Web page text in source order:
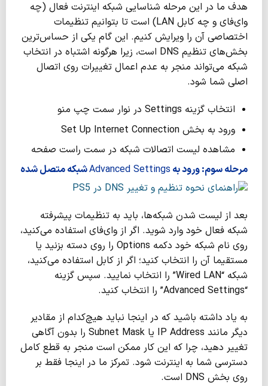
هدف ما در این مرحله شناسایی شبکه اینترنت فعال (چه
وای‌فای و چه کابل LAN) است تا بتوانیم تنظیمات
اختصاصی آن را ویرایش کنیم. این گام یکی از حساس‌ترین
بخش‌های تنظیم DNS است، زیرا هرگونه اشتباه در انتخاب
شبکه می‌تواند منجر به عدم اعمال تغییرات روی اتصال
اصلی شما شود.
انتخاب گزینه Settings در نوار سمت چپ منو
ورود به بخش Set Up Internet Connection
مشاهده لیست اتصالات شبکه در سمت راست صفحه
مرحله سوم: ورود به Advanced Settingsشبکه متصل شده
بعد از لیست شدن شبکه‌ها، باید به تنظیمات پیشرفته
شبکه فعال خود وارد شوید. اگر از وای‌فای استفاده می‌کنید،
روی نام شبکه خود دکمه Options را روی دسته بزنید یا
مستقیما آن را انتخاب کنید؛ اگر از کابل استفاده می‌کنید،
شبکه “Wired LAN” را انتخاب نمایید. سپس گزینه
“Advanced Settings” را انتخاب کنید.
به یاد داشته باشید که در اینجا نباید هیچ‌کدام از مقادیر
دیگر مانند IP Address یا Subnet Mask را بدون آگاهی
تغییر دهید، چرا که این کار ممکن است منجر به قطع کامل
دسترسی شما به اینترنت شود. تمرکز ما در اینجا فقط بر
روی بخش DNS است.